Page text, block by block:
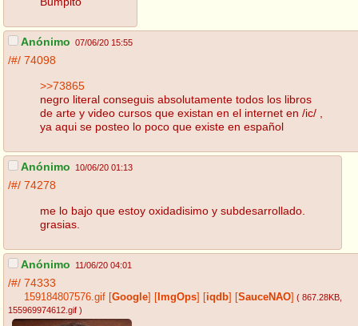
Anónimo 07/06/20 15:55
/#/ 74098
>>73865
negro literal conseguis absolutamente todos los libros
de arte y video cursos que existan en el internet en /ic/ ,
ya aqui se posteo lo poco que existe en español
Anónimo 10/06/20 01:13
/#/ 74278
me lo bajo que estoy oxidadisimo y subdesarrollado.
grasias.
Anónimo 11/06/20 04:01
/#/ 74333
159184807576.gif Google ImgOps iqdb SauceNAO ( 867.28KB
155969974612.gif )